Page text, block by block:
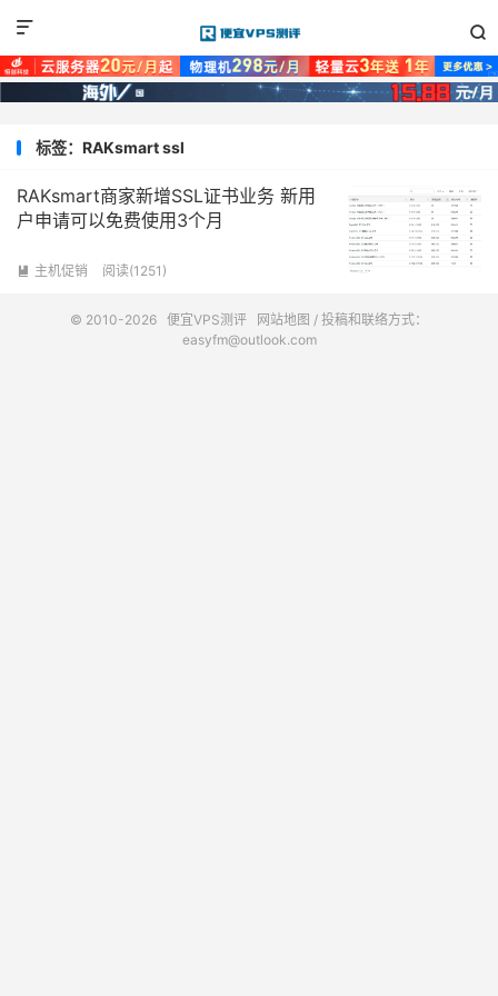


标签：RAKsmart ssl
RAKsmart商家新增SSL证书业务 新用
户申请可以免费使用3个月
 主机促销 阅读(1251)
© 2010-2026 便宜VPS测评 网站地图 / 投稿和联络方式：
easyfm@outlook.com